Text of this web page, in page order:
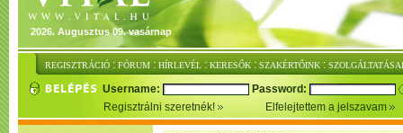
2026. Augusztus 09. vasárnap
REGISZTRÁCIÓ : FÓRUM : HÍRLEVÉL : KERESŐK : SZAKÉRTŐINK :
Username:
Password:
Regisztrálni szeretnék!
Elfelejtettem a jelszavam